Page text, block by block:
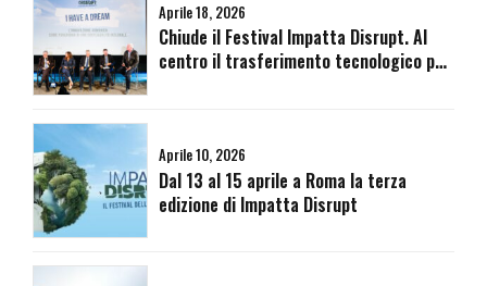
Aprile 18, 2026
Chiude il Festival Impatta Disrupt. Al
centro il trasferimento tecnologico per
Aprile 10, 2026
Dal 13 al 15 aprile a Roma la terza
edizione di Impatta Disrupt